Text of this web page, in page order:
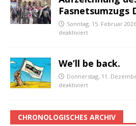
Fasnetsumzugs
Sonntag, 15. Februar 2026
deaktiviert
We’ll be back.
Donnerstag, 11.
deaktiviert
CHRONOLOGISCHES ARCHIV